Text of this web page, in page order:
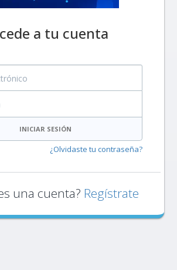
a tu cuenta
INICIAR SESIÓN
¿Olvidaste tu contraseña?
una cuenta? Regístrate